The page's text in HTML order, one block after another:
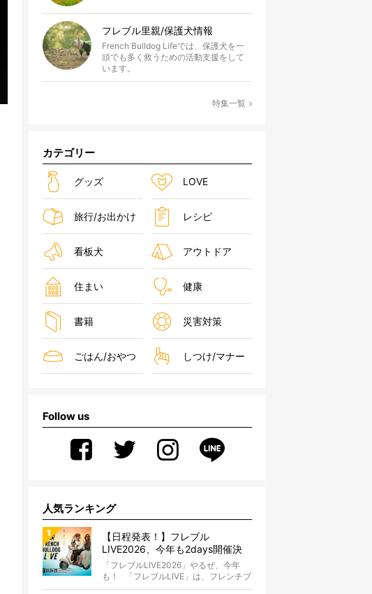
フレブル里親/保護犬情報
French Bulldog Lifeでは、保護犬を一
頭でも多く救うための活動支援をして
います。
特集一覧
カテゴリー
グッズ LOVE
旅行/お出かけ レシピ
看板犬 アウトドア
住まい 健康
書籍 災害対策
ごはん/おやつ しつけ/マナー
Follow us
人気ランキング
【日程発表！】フレブル
LIVE2026、今年も2days開催決
定！【10/24(土)-25(日)】
「フレブルLIVE2026」やるぜ、今年
も！ 「フレブルLIVE」は、フレンチブ
ルドッグとオーナ...